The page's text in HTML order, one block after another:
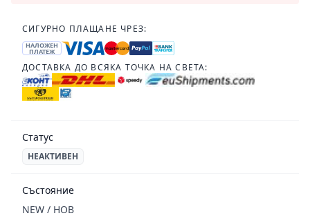
СИГУРНО ПЛАЩАНЕ ЧРЕЗ:
НАЛОЖЕН
ПЛАТЕЖ
ДОСТАВКА ДО ВСЯКА ТОЧКА НА СВЕТА:
Статус
НЕАКТИВЕН
Състояние
NEW / НОВ